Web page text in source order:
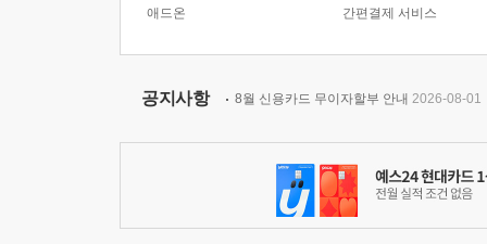
애드온
간편결제 서비스
공지사항 8월 신용카드 무이자할부 안내 2026-08-01